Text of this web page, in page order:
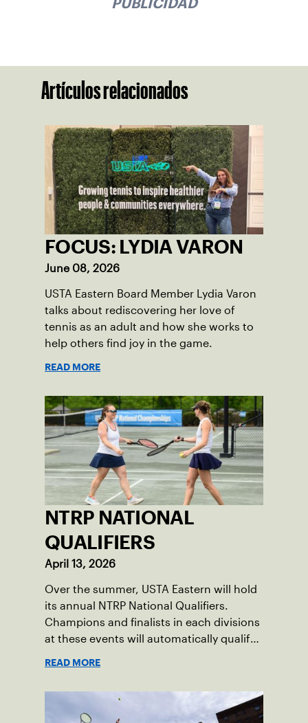
PUBLICIDAD
Artículos relacionados
FOCUS: LYDIA VARON
June 08, 2026
USTA Eastern Board Member Lydia Varon
talks about rediscovering her love of
tennis as an adult and how she works to
help others find joy in the game.
READ MORE
NTRP NATIONAL
QUALIFIERS
April 13, 2026
Over the summer, USTA Eastern will hold
its annual NTRP National Qualifiers.
Champions and finalists in each divisions
at these events will automatically qualify
READ MORE